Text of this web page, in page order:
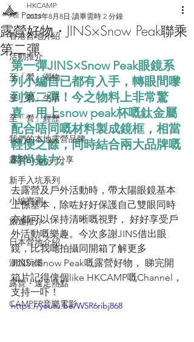
All Posts
香港營地介紹
活動推介
至「營」潮物
至「營」生活
至「營」經歷
我們的本地露營品牌
露營blogger分享
新手入坑系列
小編實測
旅遊推介
日本營地介紹
潮流玩樂
露營・遠足熱點
CAMPER音樂電影
露營好物・JINS×Snow Peak聯乘
第二彈
HKCAMP
2023年8月8日 讀畢需時 2 分鐘
第一彈JINS×Snow Peak眼鏡系
列小編自已都有入手，轉眼間嚟
到第二彈！今之物料上非常驚
喜，用上snow peak杯嘅鈦金屬
配合唔同嘅材料製成鏡框，相當
輕便之餘，同時結合兩大品牌嘅
時尚魅力。
去露營及戶外活動時，帶太陽眼鏡基本
上係基本，除咗好好保護自己雙眼同時
亦都可以保持清晰嘅視野， 好好享受戶
外活動嘅樂趣。今次多謝JINS借出眼
鏡，比我哋拍攝同開箱了解更多
JINS×Snow Peak嘅露營好物， 睇完開
箱片記得俾個like HKCAMP嘅Channel，
支持一吓！
https://youtu.be/W5R6ribj868